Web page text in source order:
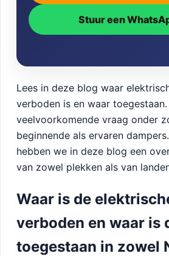
Stuur een
Lees in deze blog waar
verboden is en waar
veelvoorkomende vraag onder
beginnende als ervaren
hebben we in deze blog een
van zowel plekken als van
Waar is de
verboden en waar is
toegestaan in zowel